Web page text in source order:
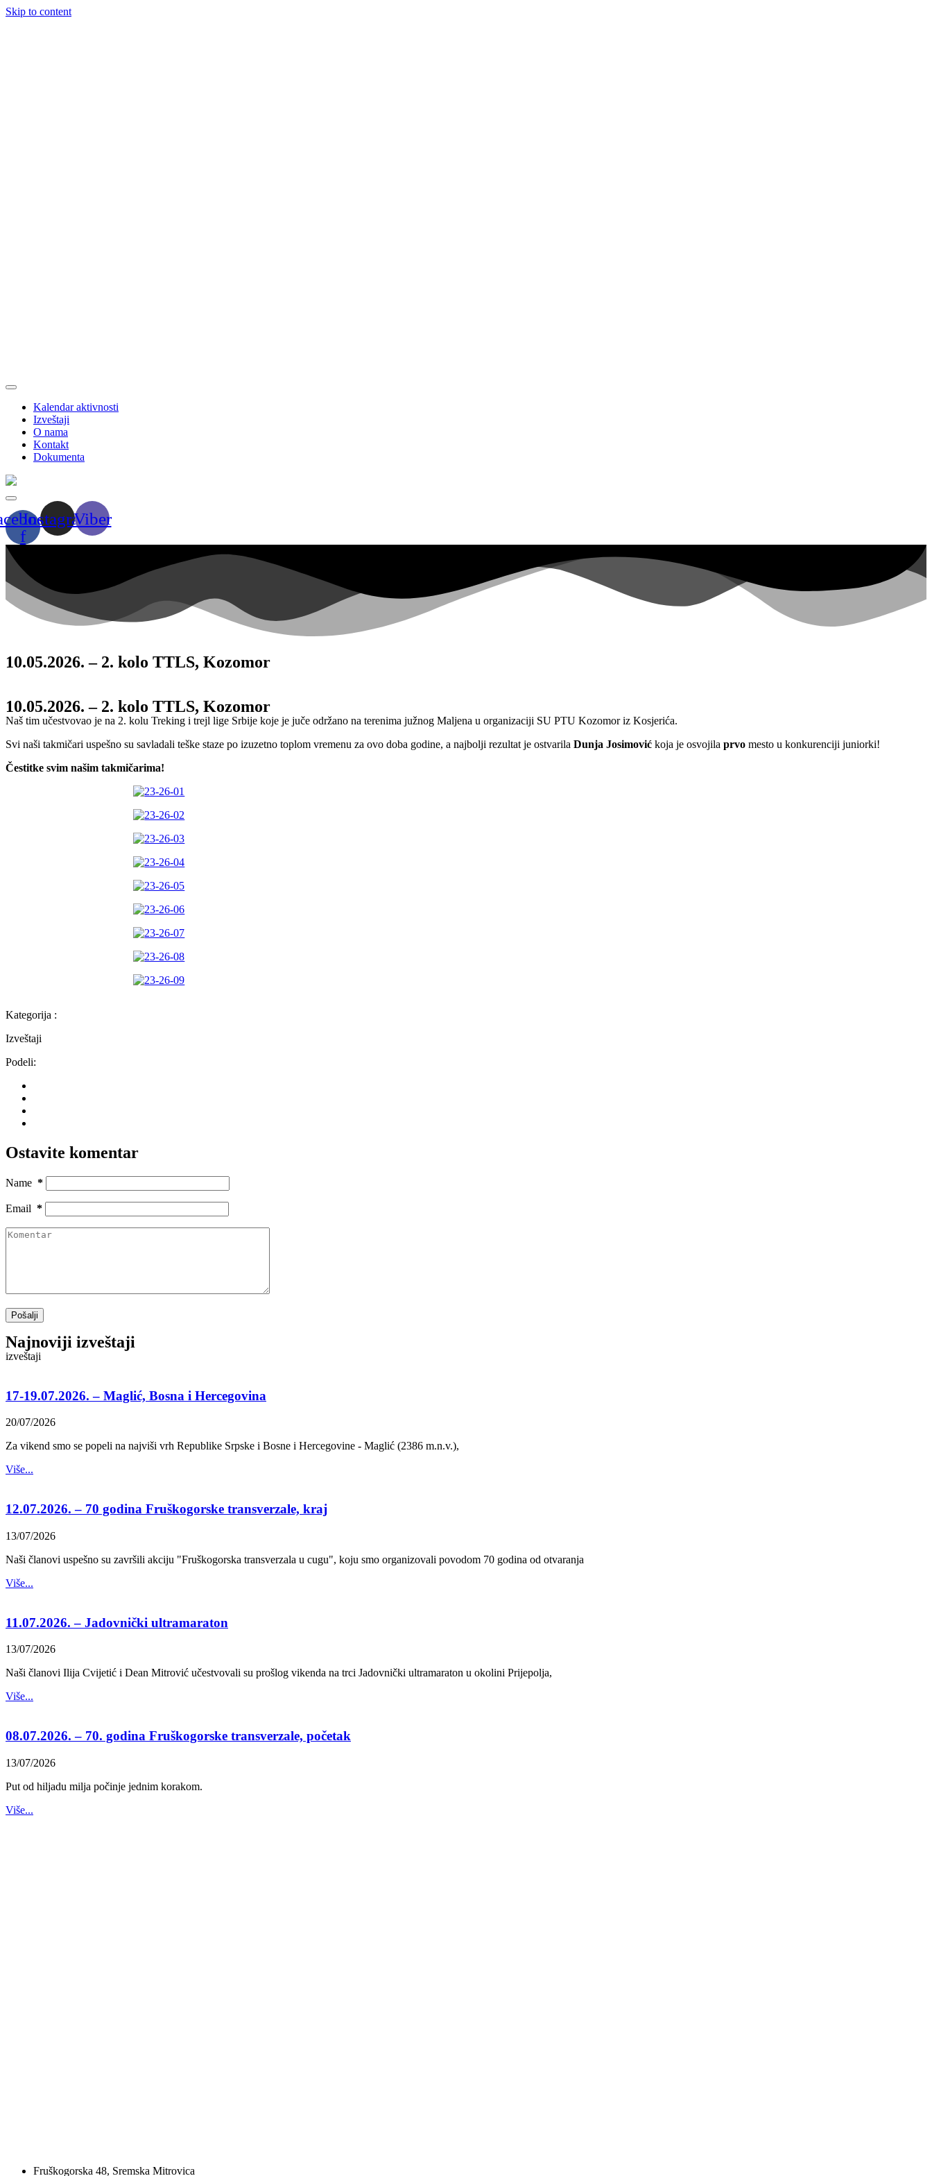
Skip to content
Kalendar aktivnosti
Izveštaji
O nama
Kontakt
Dokumenta
f
InstagramViber
10.05.2026. – 2. kolo TTLS, Kozomor
10.05.2026. – 2. kolo TTLS, Kozomor
Naš tim učestvovao je na 2. kolu Treking i trejl lige Srbije koje je juče održano na terenima južnog Maljena u organizaciji SU PTU Kozomor iz Kosjerića.
Svi naši takmičari uspešno su savladali teške staze po izuzetno toplom vremenu za ovo doba godine, a najbolji rezultat je ostvarila Dunja Josimović koja je osvojila prvo mesto u konkurenciji juniorki!
Čestitke svim našim takmičarima!
Kategorija :
Izveštaji
Podeli:
Ostavite komentar
Name *
Email *
Pošalji
Najnoviji izveštaji
izveštaji
17-19.07.2026. – Maglić, Bosna i Hercegovina
20/07/2026
Za vikend smo se popeli na najviši vrh Republike Srpske i Bosne i Hercegovine - Maglić (2386 m.n.v.),
Više...
12.07.2026. – 70 godina Fruškogorske transverzale, kraj
13/07/2026
Naši članovi uspešno su završili akciju "Fruškogorska transverzala u cugu", koju smo organizovali povodom 70 godina od otvaranja
Više...
11.07.2026. – Jadovnički ultramaraton
13/07/2026
Naši članovi Ilija Cvijetić i Dean Mitrović učestvovali su prošlog vikenda na trci Jadovnički ultramaraton u okolini Prijepolja,
Više...
08.07.2026. – 70. godina Fruškogorske transverzale, početak
13/07/2026
Put od hiljadu milja počinje jednim korakom.
Više...
Fruškogorska 48, Sremska Mitrovica